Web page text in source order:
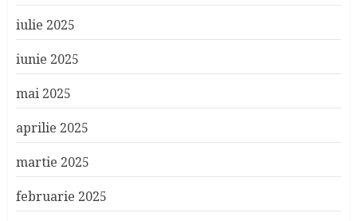
iulie 2025
iunie 2025
mai 2025
aprilie 2025
martie 2025
februarie 2025